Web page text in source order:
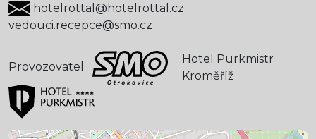
hotelrottal@hotelrottal.cz
vedouci.recepce@smo.cz
Provozovatel
Hotel Purkmistr
Kroměříž